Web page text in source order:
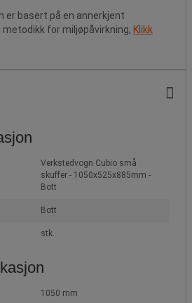
er basert på en annerkjent
for miljøpåvirkning, Klikk
Verkstedvogn Cubio små
skuffer - 1050x525x885mm -
Bott
Bott
stk.
1050 mm